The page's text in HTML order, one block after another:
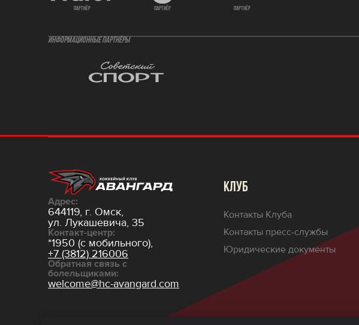
партнёр партнёр партнёр
ИНФОРМАЦИОННЫЕ ПАРТНЁРЫ
Адрес:
644119, г. Омск,
ул. Лукашевича, 35
Контакт-центр:
*1950 (с мобильного),
+7 (3812) 216006
Обратная связь с
болельщиками:
welcome@hc-avangard.com
КЛУБ
Контакты Клуба
Контакты пресс-службы
Юридические документы